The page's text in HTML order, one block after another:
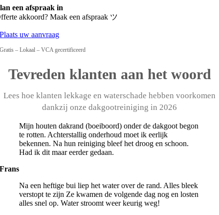
een afspraak in
akkoord? Maak een afspraak ツ
Plaats uw aanvraag
Gratis – Lokaal – VCA gecertificeerd
Tevreden klanten aan het woord
Lees hoe klanten lekkage en waterschade hebben voorkomen
dankzij onze dakgootreiniging in 2026
Mijn houten dakrand (boeiboord) onder de dakgoot begon
te rotten. Achterstallig onderhoud moet ik eerlijk
bekennen. Na hun reiniging bleef het droog en schoon.
Had ik dit maar eerder gedaan.
Frans
Na een heftige bui liep het water over de rand. Alles bleek
verstopt te zijn Ze kwamen de volgende dag nog en losten
alles snel op. Water stroomt weer keurig weg!